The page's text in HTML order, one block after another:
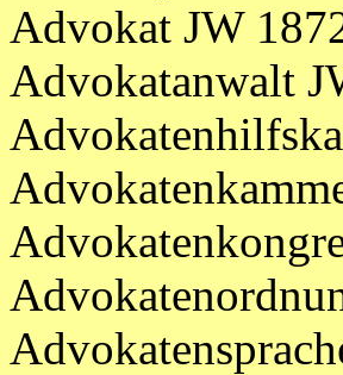
Advokat JW
Advokatanwalt